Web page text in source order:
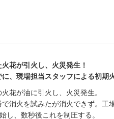
花が引火し、火災発生！
、現場担当スタッフによる初期
花が油に引火し、火災発生。
消火を試みたが消火できず。工
し、数秒後これを制圧する。